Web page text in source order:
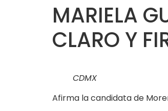
MARIELA
CLARO Y
CDMX
Afirma la candidata de